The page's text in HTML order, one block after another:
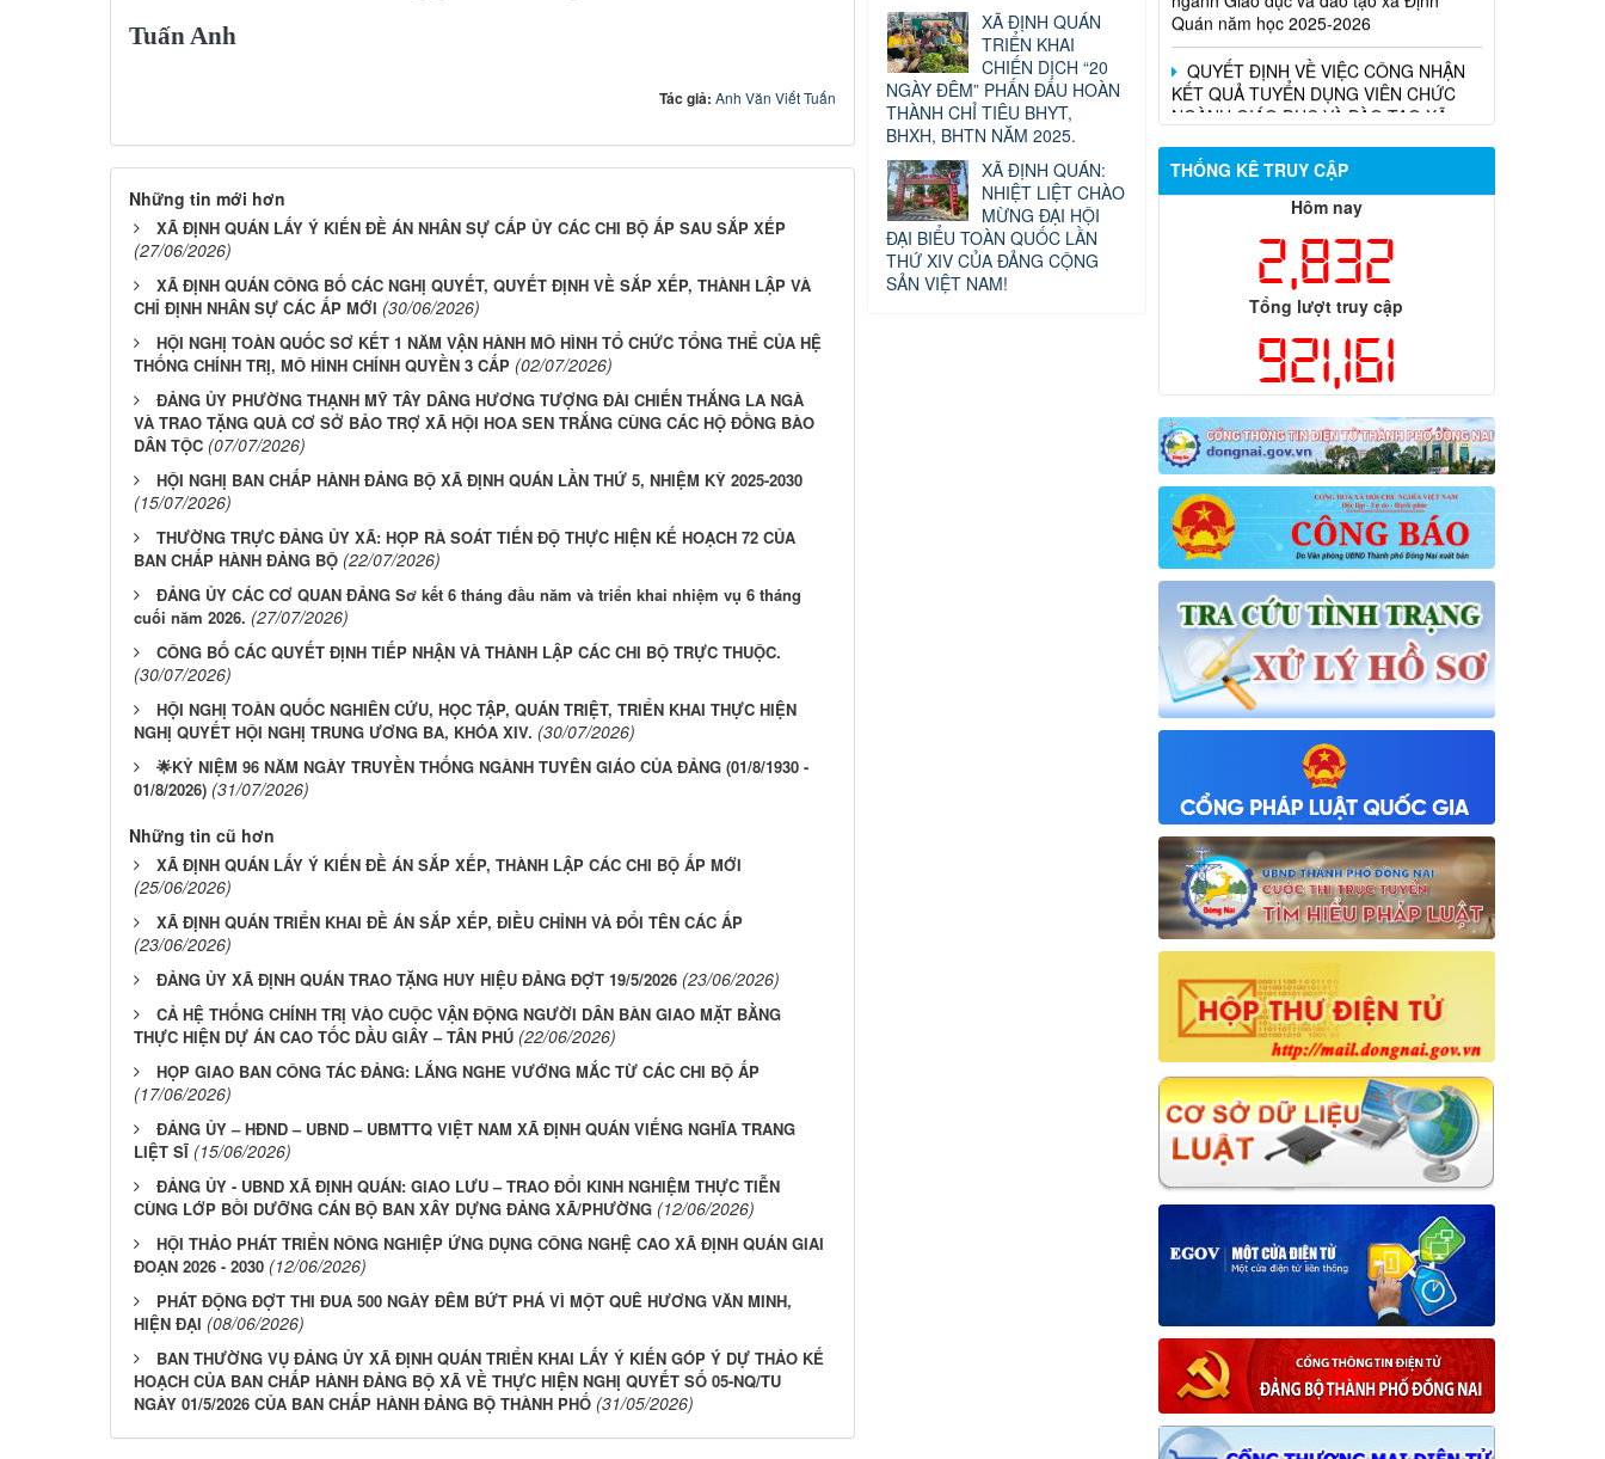
Tuấn Anh
Tác giả: Anh Văn Viết Tuấn
Những tin mới hơn
XÃ ĐỊNH QUÁN LẤY Ý KIẾN ĐỀ ÁN NHÂN SỰ CẤP ỦY CÁC CHI BỘ ẤP SAU SẮP XẾP
(27/06/2026)
XÃ ĐỊNH QUÁN CÔNG BỐ CÁC NGHỊ QUYẾT, QUYẾT ĐỊNH VỀ SẮP XẾP, THÀNH LẬP VÀ
CHỈ ĐỊNH NHÂN SỰ CÁC ẤP MỚI (30/06/2026)
HỘI NGHỊ TOÀN QUỐC SƠ KẾT 1 NĂM VẬN HÀNH MÔ HÌNH TỔ CHỨC TỔNG THỂ CỦA HỆ
THỐNG CHÍNH TRỊ, MÔ HÌNH CHÍNH QUYỀN 3 CẤP (02/07/2026)
ĐẢNG ỦY PHƯỜNG THẠNH MỸ TÂY DÂNG HƯƠNG TƯỢNG ĐÀI CHIẾN THẮNG LA NGÀ
VÀ TRAO TẶNG QUÀ CƠ SỞ BẢO TRỢ XÃ HỘI HOA SEN TRẮNG CÙNG CÁC HỘ ĐỒNG BÀO
DÂN TỘC (07/07/2026)
HỘI NGHỊ BAN CHẤP HÀNH ĐẢNG BỘ XÃ ĐỊNH QUÁN LẦN THỨ 5, NHIỆM KỲ 2025-2030
(15/07/2026)
THƯỜNG TRỰC ĐẢNG ỦY XÃ: HỌP RÀ SOÁT TIẾN ĐỘ THỰC HIỆN KẾ HOẠCH 72 CỦA
BAN CHẤP HÀNH ĐẢNG BỘ (22/07/2026)
ĐẢNG ỦY CÁC CƠ QUAN ĐẢNG Sơ kết 6 tháng đầu năm và triển khai nhiệm vụ 6 tháng
cuối năm 2026. (27/07/2026)
CÔNG BỐ CÁC QUYẾT ĐỊNH TIẾP NHẬN VÀ THÀNH LẬP CÁC CHI BỘ TRỰC THUỘC.
(30/07/2026)
HỘI NGHỊ TOÀN QUỐC NGHIÊN CỨU, HỌC TẬP, QUÁN TRIỆT, TRIỂN KHAI THỰC HIỆN
NGHỊ QUYẾT HỘI NGHỊ TRUNG ƯƠNG BA, KHÓA XIV. (30/07/2026)
🌟KỶ NIỆM 96 NĂM NGÀY TRUYỀN THỐNG NGÀNH TUYÊN GIÁO CỦA ĐẢNG (01/8/1930 -
01/8/2026) (31/07/2026)
Những tin cũ hơn
XÃ ĐỊNH QUÁN LẤY Ý KIẾN ĐỀ ÁN SẮP XẾP, THÀNH LẬP CÁC CHI BỘ ẤP MỚI
(25/06/2026)
XÃ ĐỊNH QUÁN TRIỂN KHAI ĐỀ ÁN SẮP XẾP, ĐIỀU CHỈNH VÀ ĐỔI TÊN CÁC ẤP
(23/06/2026)
ĐẢNG ỦY XÃ ĐỊNH QUÁN TRAO TẶNG HUY HIỆU ĐẢNG ĐỢT 19/5/2026 (23/06/2026)
CẢ HỆ THỐNG CHÍNH TRỊ VÀO CUỘC VẬN ĐỘNG NGƯỜI DÂN BÀN GIAO MẶT BẰNG
THỰC HIỆN DỰ ÁN CAO TỐC DẦU GIÂY – TÂN PHÚ (22/06/2026)
HỌP GIAO BAN CÔNG TÁC ĐẢNG: LẮNG NGHE VƯỚNG MẮC TỪ CÁC CHI BỘ ẤP
(17/06/2026)
ĐẢNG ỦY – HĐND – UBND – UBMTTQ VIỆT NAM XÃ ĐỊNH QUÁN VIẾNG NGHĨA TRANG
LIỆT SĨ (15/06/2026)
ĐẢNG ỦY - UBND XÃ ĐỊNH QUÁN: GIAO LƯU – TRAO ĐỔI KINH NGHIỆM THỰC TIỄN
CÙNG LỚP BỒI DƯỠNG CÁN BỘ BAN XÂY DỰNG ĐẢNG XÃ/PHƯỜNG (12/06/2026)
HỘI THẢO PHÁT TRIỂN NÔNG NGHIỆP ỨNG DỤNG CÔNG NGHỆ CAO XÃ ĐỊNH QUÁN GIAI
ĐOẠN 2026 - 2030 (12/06/2026)
PHÁT ĐỘNG ĐỢT THI ĐUA 500 NGÀY ĐÊM BỨT PHÁ VÌ MỘT QUÊ HƯƠNG VĂN MINH,
HIỆN ĐẠI (08/06/2026)
BAN THƯỜNG VỤ ĐẢNG ỦY XÃ ĐỊNH QUÁN TRIỂN KHAI LẤY Ý KIẾN GÓP Ý DỰ THẢO KẾ
HOẠCH CỦA BAN CHẤP HÀNH ĐẢNG BỘ XÃ VỀ THỰC HIỆN NGHỊ QUYẾT SỐ 05-NQ/TU
NGÀY 01/5/2026 CỦA BAN CHẤP HÀNH ĐẢNG BỘ THÀNH PHỐ (31/05/2026)
QUYẾT ĐỊNH VỀ VIỆC CÔNG NHẬN
KẾT QUẢ TUYỂN DỤNG VIÊN CHỨC
NGÀNH GIÁO DỤC VÀ ĐÀO TẠO XÃ
ĐỊNH QUÁN NĂM HỌC 2025-2026
THỐNG KÊ TRUY CẬP
Hôm nay
2,832
Tổng lượt truy cập
921,161
XÃ ĐỊNH QUÁN
TRIỂN KHAI
CHIẾN DỊCH “20
NGÀY ĐÊM” PHẤN ĐẤU HOÀN
THÀNH CHỈ TIÊU BHYT,
BHXH, BHTN NĂM 2025.
XÃ ĐỊNH QUÁN:
NHIỆT LIỆT CHÀO
MỪNG ĐẠI HỘI
ĐẠI BIỂU TOÀN QUỐC LẦN
THỨ XIV CỦA ĐẢNG CỘNG
SẢN VIỆT NAM!